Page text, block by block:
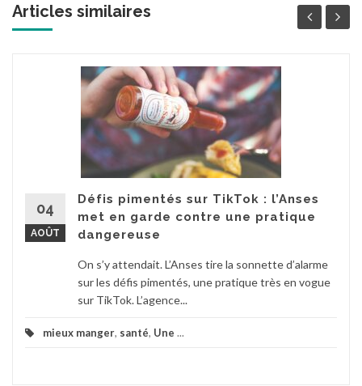
Articles similaires
04
AOÛT
Défis pimentés sur TikTok : l’Anses
met en garde contre une pratique
dangereuse
On s’y attendait. L’Anses tire la sonnette d’alarme
sur les défis pimentés, une pratique très en vogue
sur TikTok. L’agence...
mieux manger, santé, Une ...